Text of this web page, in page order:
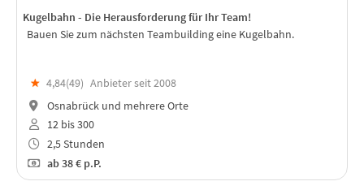
Kugelbahn - Die Herausforderung für Ihr Team!
Bauen Sie zum nächsten Teambuilding eine Kugelbahn.
★ 4,84(49) Anbieter seit 2008
Osnabrück und mehrere Orte
12 bis 300
2,5 Stunden
ab38 € p.P.